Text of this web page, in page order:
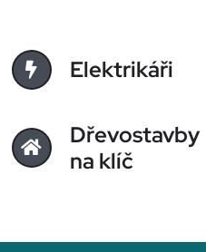
Elektrikáři
Dřevostavby
na klíč